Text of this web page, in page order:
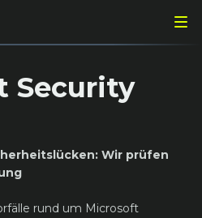
Security
Wir prüfen
rund um Microsoft